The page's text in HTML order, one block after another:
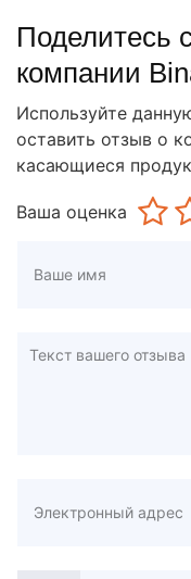
Поделитесь
компании
Используйте
оставить отзыв о
касающиеся
Ваша оценка